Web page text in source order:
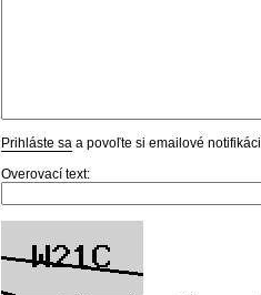
Prihláste sa a povoľte si emailové
Overovací text: